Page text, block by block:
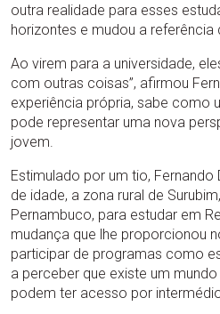
outra realidade para esses
horizontes e mudou a referência
Ao virem para a universidade,
com outras coisas”, afirmou
experiência própria, sabe como
pode representar uma nova
jovem.
Estimulado por um tio, Fernando
de idade, a zona rural de
Pernambuco, para estudar em
mudança que lhe proporcionou
participar de programas como
a perceber que existe um
podem ter acesso por